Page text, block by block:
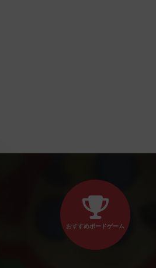
おすすめボードゲーム